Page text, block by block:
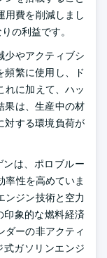
用費を削減しまし
の利益です。
少やアクティブシ
頻繁に使用し、ド
れに加えて、ハッ
果は、生産中の材
対する環境負荷が
ンは、ポロブルー
率性を高めていま
ンジン技術と空力
印象的な燃料経済
ダーの非アクティ
式ガソリンエンジ